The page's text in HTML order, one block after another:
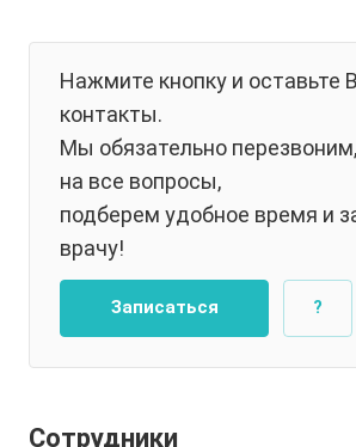
Нажмите кнопку и оставьте
контакты.
Мы обязательно
на все вопросы,
подберем удобное время и
врачу!
Записаться ?
Сотрудники